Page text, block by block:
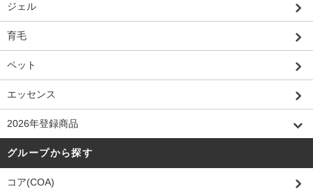
ジェル
育毛
ペット
エッセンス
2026年登録商品
グループから探す
コア(COA)